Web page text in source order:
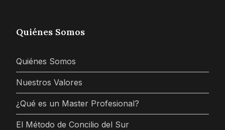
Quiénes Somos
Quiénes Somos
Nuestros Valores
¿Qué es un Master Profesional?
El Método de Concilio del Sur